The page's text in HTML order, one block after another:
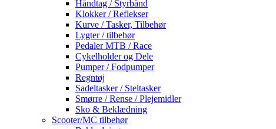
Håndtag / Styrbånd
Klokker / Reflekser
Kurve / Tasker, Tilbehør
Lygter / tilbehør
Pedaler MTB / Race
Cykelholder og Dele
Pumper / Fodpumper
Regntøj
Sadeltasker / Steltasker
Smørre / Rense / Plejemidler
Sko & Beklædning
Scooter/MC tilbehør